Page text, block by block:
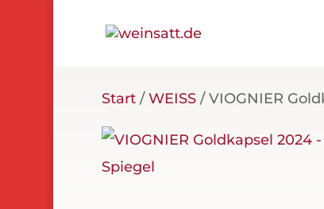
Start/WEISS/ VIOGNIER